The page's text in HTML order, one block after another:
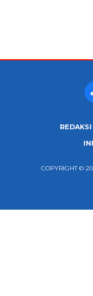
REDAKSI
COPYRIGHT ©